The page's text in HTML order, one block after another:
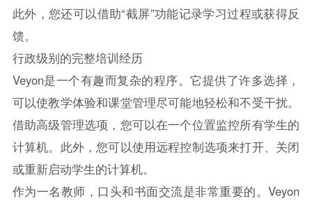
此外，您还可以借助“截屏”功能记录学习过程或获得反
馈。
行政级别的完整培训经历
Veyon是一个有趣而复杂的程序。它提供了许多选择，
可以使教学体验和课堂管理尽可能地轻松和不受干扰。
借助高级管理选项，您可以在一个位置监控所有学生的
计算机。此外，您可以使用远程控制选项来打开、关闭
或重新启动学生的计算机。
作为一名教师，口头和书面交流是非常重要的。Veyon